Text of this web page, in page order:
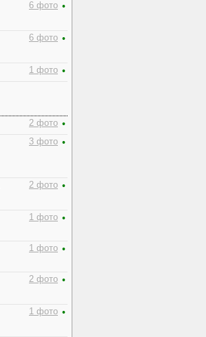
6 фото •
6 фото •
1 фото •
2 фото •
3 фото •
2 фото •
1 фото •
1 фото •
2 фото •
1 фото •